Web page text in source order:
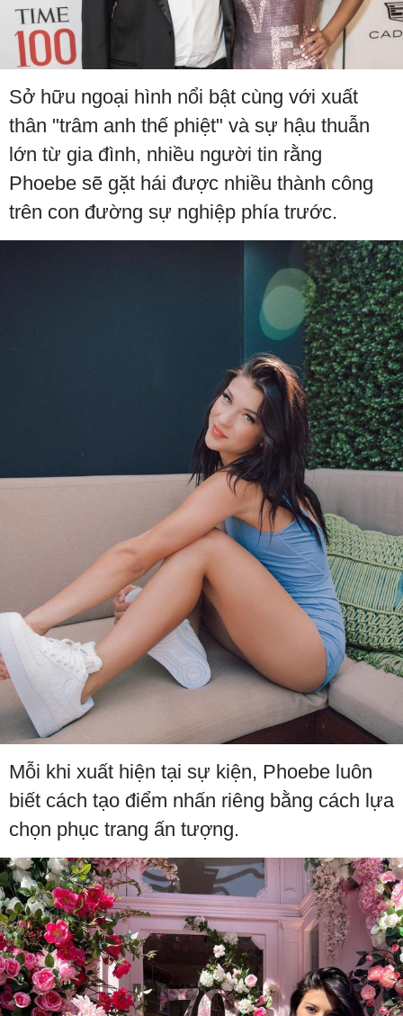
Sở hữu ngoại hình nổi bật cùng với xuất
thân "trâm anh thế phiệt" và sự hậu thuẫn
lớn từ gia đình, nhiều người tin rằng
Phoebe sẽ gặt hái được nhiều thành công
trên con đường sự nghiệp phía trước.
Mỗi khi xuất hiện tại sự kiện, Phoebe luôn
biết cách tạo điểm nhấn riêng bằng cách lựa
chọn phục trang ấn tượng.